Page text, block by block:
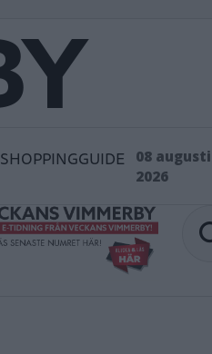
SHOPPINGGUIDE
08 augusti
2026